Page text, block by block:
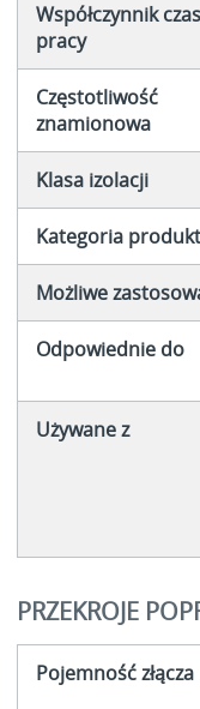
Współczynnik
pracy
Częstotliwość
znamionowa
Klasa izolacji
Kategoria
Możliwe
Odpowiednie do
Używane z
PRZEKROJE
Pojemność złącza